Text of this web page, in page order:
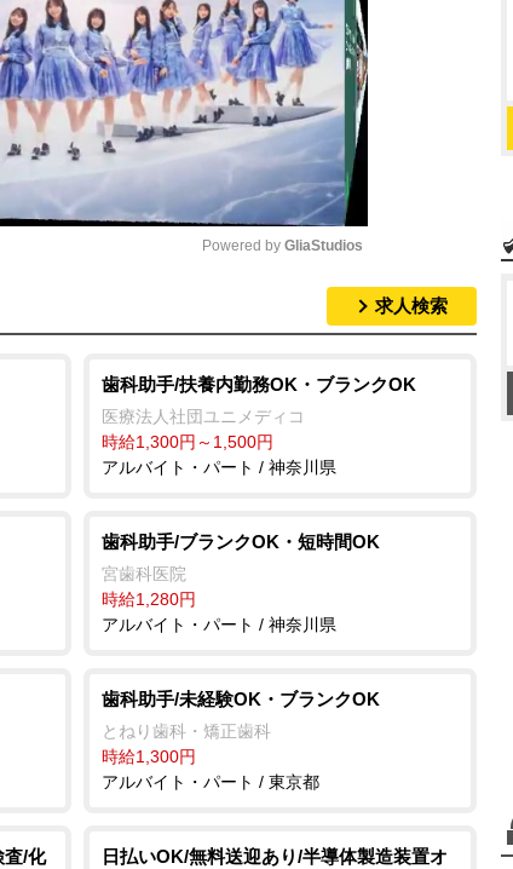
t
e
Powered by GliaStudios
求人検索
歯科助手/扶養内勤務OK・ブランクOK
医療法人社団ユニメディコ
時給1,300円～1,500円
アルバイト・パート / 神奈川県
歯科助手/ブランクOK・短時間OK
宮歯科医院
時給1,280円
アルバイト・パート / 神奈川県
歯科助手/未経験OK・ブランクOK
とねり歯科・矯正歯科
時給1,300円
アルバイト・パート / 東京都
査/化
日払いOK/無料送迎あり/半導体製造装置オ